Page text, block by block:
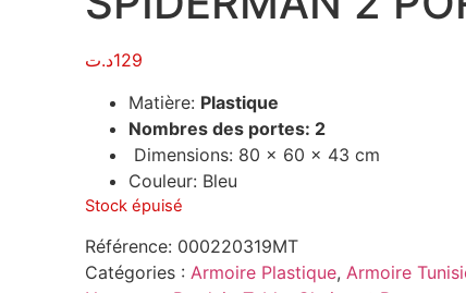
129د.ت
Matière: Plastique
Nombres des portes: 2
Dimensions: 80 x 60 x 43 cm
Couleur: Bleu
Stock épuisé
Référence: 000220319MT
Catégories : Armoire Plastique, Armoire